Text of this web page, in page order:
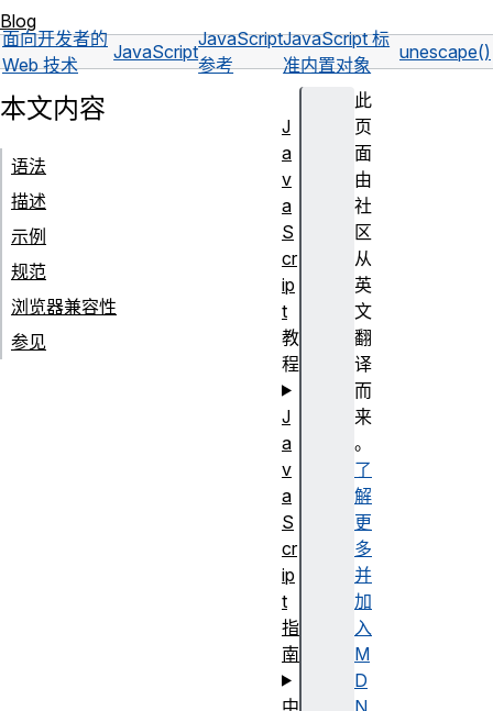
Blog
面向开发者的
Web 技术
JavaScript
JavaScript
参考
JavaScript 标
准内置对象
unescape()
此
页
面
由
社
区
从
英
文
翻
译
而
来
。
了
解
更
多
并
加
入
M
D
N
本文内容
语法
描述
示例
规范
浏览器兼容性
参见
J
a
v
a
S
cr
ip
t
教
程
J
a
v
a
S
cr
ip
t
指
南
中